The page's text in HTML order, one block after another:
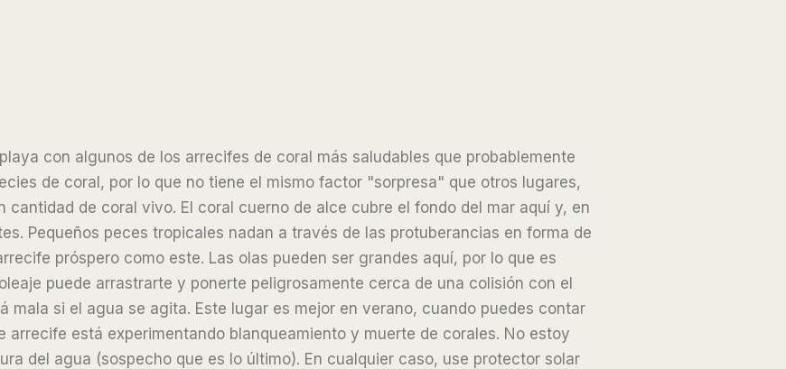
con algunos de los arrecifes de coral más saludables que probablemente
de coral, por lo que no tiene el mismo factor "sorpresa" que otros lugares,
de coral vivo. El coral cuerno de alce cubre el fondo del mar aquí y, en
Pequeños peces tropicales nadan a través de las protuberancias en forma de
próspero como este. Las olas pueden ser grandes aquí, por lo que es
puede arrastrarte y ponerte peligrosamente cerca de una colisión con el
mala si el agua se agita. Este lugar es mejor en verano, cuando puedes contar
está experimentando blanqueamiento y muerte de corales. No estoy
del agua (sospecho que es lo último). En cualquier caso, use protector solar